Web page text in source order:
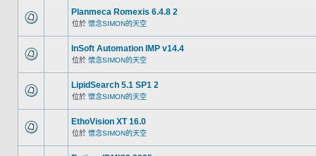
Planmeca Romexis 6.4.8 2
位於 懷念SIMON的天空
InSoft Automation IMP v14.4
位於 懷念SIMON的天空
LipidSearch 5.1 SP1 2
位於 懷念SIMON的天空
EthoVision XT 16.0
位於 懷念SIMON的天空